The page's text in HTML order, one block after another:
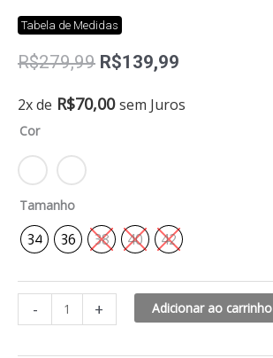
Tabela de Medidas
R$279,99 O
original
R$139,99
atual
2x de R$70,00 sem Juros
Cor
Tamanho
34 36 38 40 42
-
Saia
quantidade
+ Adicionar ao carrinho